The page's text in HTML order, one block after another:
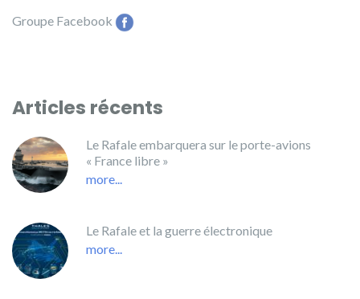
Groupe Facebook
Articles récents
Le Rafale embarquera sur le porte-avions
« France libre »
more...
Le Rafale et la guerre électronique
more...